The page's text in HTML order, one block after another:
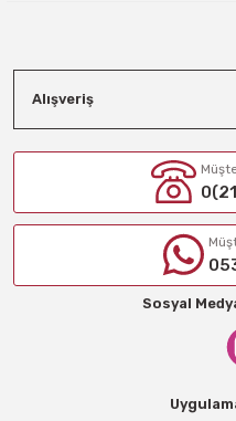
Alışveriş
Sosyal